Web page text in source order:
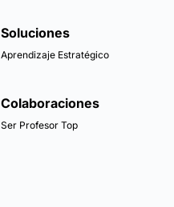
Soluciones
Aprendizaje Estratégico
Colaboraciones
Ser Profesor Top